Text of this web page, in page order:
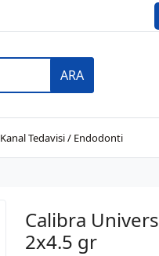
ARA
Kanal Tedavisi / Endodonti
Calibra
2x4.5 gr